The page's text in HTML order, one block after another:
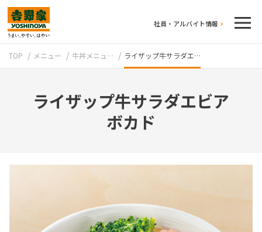
社員・アルバイト情報
TOP メニュー 牛丼メニュ… ライザップ牛サラダエ…
ライザップ牛サラダエビア
ボカド